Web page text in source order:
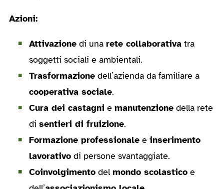
Azioni:
Attivazione di una rete collaborativa tra
soggetti sociali e ambientali.
Trasformazione dell’azienda da familiare a
cooperativa sociale.
Cura dei castagni e manutenzione della rete
di sentieri di fruizione.
Formazione professionale e inserimento
lavorativo di persone svantaggiate.
Coinvolgimento del mondo scolastico e